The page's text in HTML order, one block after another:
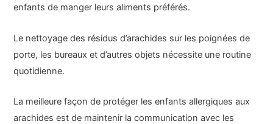
enfants de manger leurs aliments préférés.
Le nettoyage des résidus d’arachides sur les poignées de
porte, les bureaux et d’autres objets nécessite une routine
quotidienne.
La meilleure façon de protéger les enfants allergiques aux
arachides est de maintenir la communication avec les